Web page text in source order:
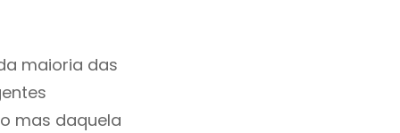
maioria das
mas daquela